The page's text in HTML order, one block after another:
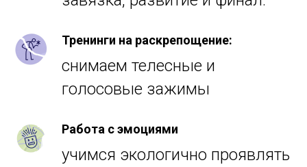
Тренинги на раскрепощение:
снимаем телесные и
голосовые зажимы
Работа с эмоциями
учимся экологично проявлять